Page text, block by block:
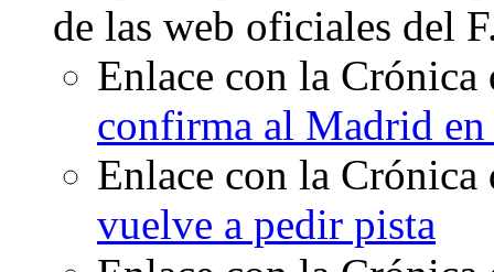
de las web oficiales del
Enlace con la
confirma al Madrid en
Enlace con la
vuelve a pedir pista